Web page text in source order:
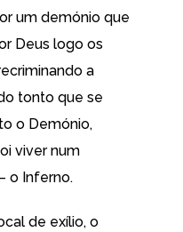
um demónio que
Deus logo os
a
tonto que se
o Demónio,
viver num
o Inferno.
de exílio, o